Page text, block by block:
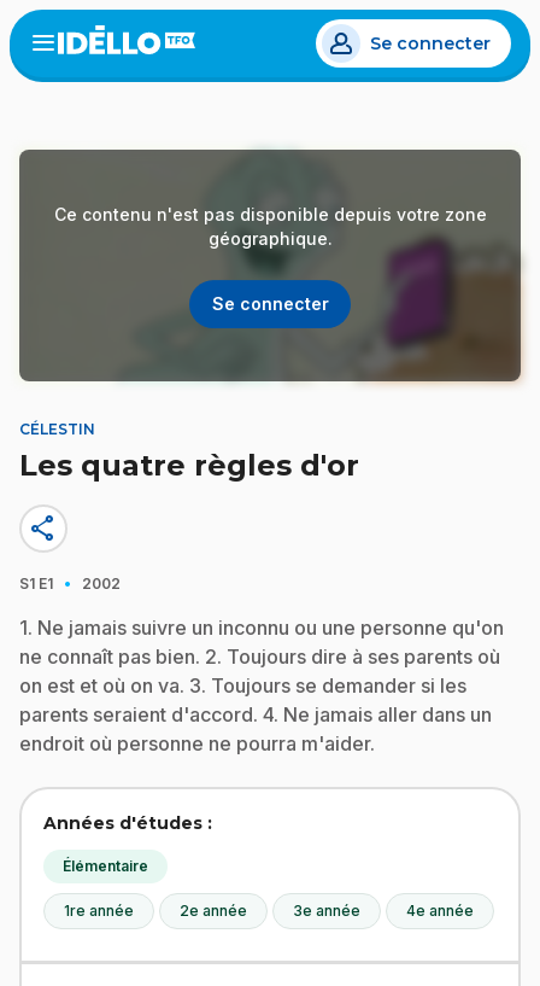
Aller
au
contenu
Open
menu
Se connecter
Ce contenu n'est pas disponible depuis votre zone
géographique.
Se connecter
CÉLESTIN
Les quatre règles d'or
share
S1 E1 · 2002
1. Ne jamais suivre un inconnu ou une personne qu'on
ne connaît pas bien. 2. Toujours dire à ses parents où
on est et où on va. 3. Toujours se demander si les
parents seraient d'accord. 4. Ne jamais aller dans un
endroit où personne ne pourra m'aider.
Années d'études :
Élémentaire
1re année 2e année 3e année 4e année